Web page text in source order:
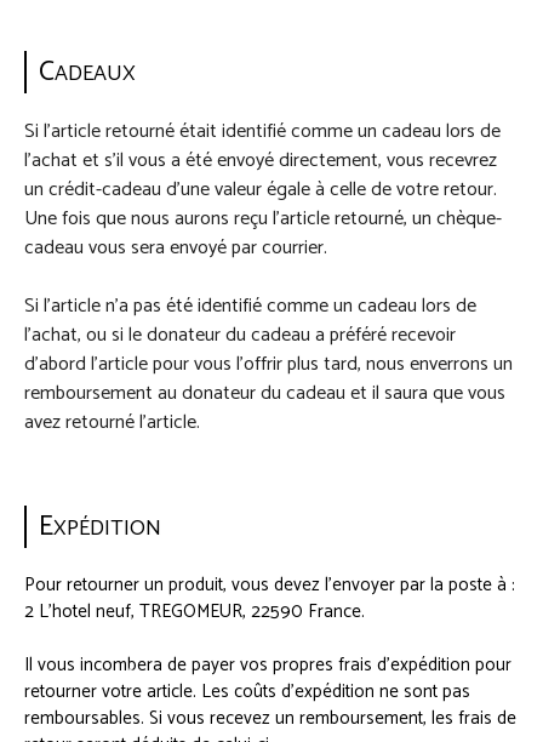
CADEAUX
Si l’article retourné était identifié comme un cadeau lors de
l’achat et s’il vous a été envoyé directement, vous recevrez
un crédit-cadeau d’une valeur égale à celle de votre retour.
Une fois que nous aurons reçu l’article retourné, un chèque-
cadeau vous sera envoyé par courrier.
Si l’article n’a pas été identifié comme un cadeau lors de
l’achat, ou si le donateur du cadeau a préféré recevoir
d’abord l’article pour vous l’offrir plus tard, nous enverrons un
remboursement au donateur du cadeau et il saura que vous
avez retourné l’article.
EXPÉDITION
Pour retourner un produit, vous devez l’envoyer par la poste à :
2 L'hotel neuf, TREGOMEUR, 22590 France.
Il vous incombera de payer vos propres frais d’expédition pour
retourner votre article. Les coûts d’expédition ne sont pas
remboursables. Si vous recevez un remboursement, les frais de